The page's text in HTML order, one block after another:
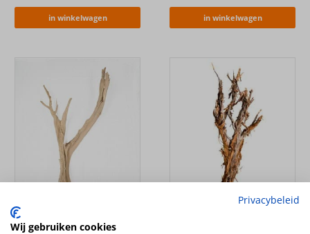
in winkelwagen in winkelwagen
Privacybeleid
Wij gebruiken cookies